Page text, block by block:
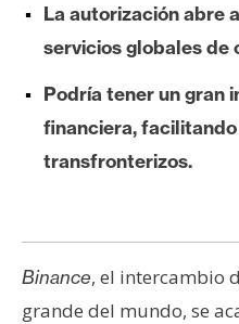
u
m
I
A
á
l
La autorización abre
servicios globales de
Podría tener un gran
financiera,
transfronterizos.
Binance, el intercambio
grande del mundo, se